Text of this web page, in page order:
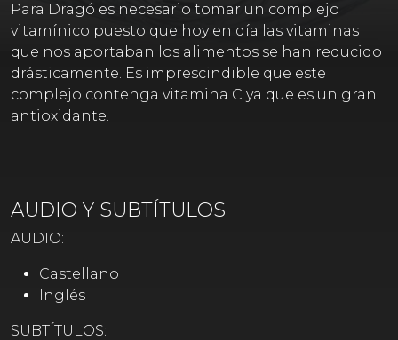
Para Dragó es necesario tomar un complejo
vitamínico puesto que hoy en día las vitaminas
que nos aportaban los alimentos se han reducido
drásticamente. Es imprescindible que este
complejo contenga vitamina C ya que es un gran
antioxidante.
AUDIO Y SUBTÍTULOS
AUDIO:
Castellano
Inglés
SUBTÍTULOS: